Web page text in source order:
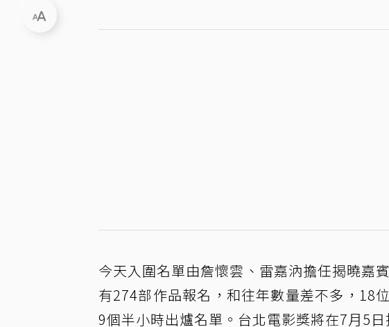
今天入圍名單由詹懷雲、雷嘉汭擔任揭曉嘉
有274部作品報名，和往年數量差不多，18
9個半小時出爐名單。台北電影獎將在7月5日